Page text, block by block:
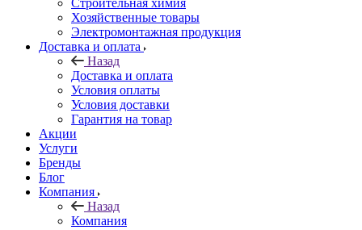
Строительная химия
Хозяйственные товары
Электромонтажная продукция
Доставка и оплата
Назад
Доставка и оплата
Условия оплаты
Условия доставки
Гарантия на товар
Акции
Услуги
Бренды
Блог
Компания
Назад
Компания